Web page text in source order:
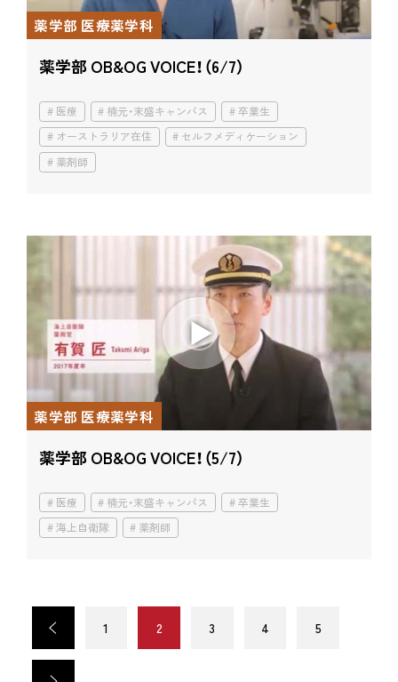
薬学部 医療薬学科
薬学部 OB&OG VOICE！（6/7）
医療 楠元・末盛キャンパス
卒業生
オーストラリア在住
セルフメディケーション
薬剤師
薬学部 医療薬学科
薬学部 OB&OG VOICE！（5/7）
医療 楠元・末盛キャンパス
卒業生
海上自衛隊
薬剤師
< 1 2 3 4 5